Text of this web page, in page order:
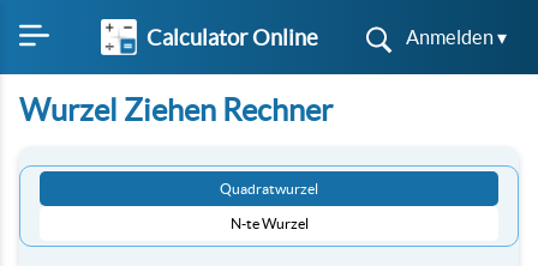
Calculator Online Anmelden ▾
Wurzel Ziehen Rechner
Quadratwurzel
N-te Wurzel